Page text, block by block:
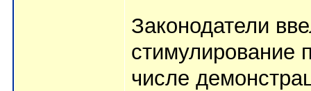
Законодатели
стимулирование
числе